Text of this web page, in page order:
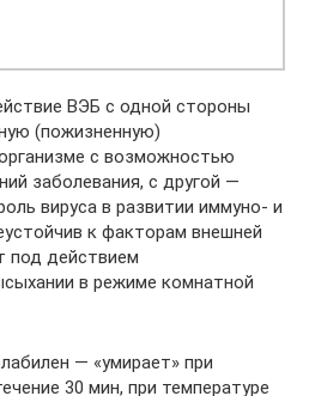
ВЭБ с одной стороны
(пожизненную)
с возможностью
заболевания, с другой —
вируса в развитии иммуно- и
к факторам внешней
под действием
в режиме комнатной
— «умирает» при
30 мин, при температуре